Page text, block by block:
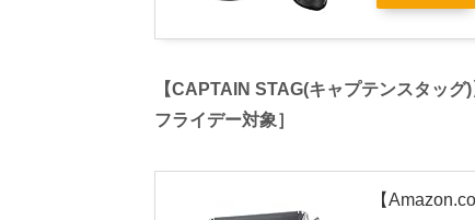
【CAPTAIN STAG(キャプテンスタッ
フライデー対象］
【